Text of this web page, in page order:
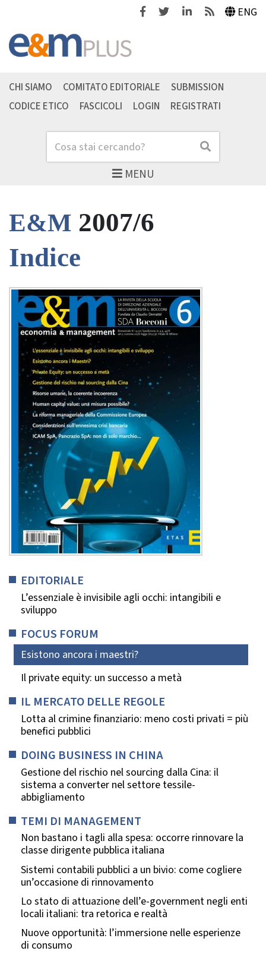
FacebookTwitterLinkedinFeeds ENG
MENU
Cerca Cerca
CHI SIAMO COMITATO EDITORIALE
SUBMISSION
CODICE ETICO
FASCICOLI LOGIN REGISTRATI
E&M 2007/6
Indice
EDITORIALE
L’essenziale è invisibile agli occhi: intangibili e
sviluppo
FOCUS FORUM
Esistono ancora i maestri?
Il private equity: un successo a metà
IL MERCATO DELLE REGOLE
Lotta al crimine finanziario: meno costi privati = più
benefici pubblici
DOING BUSINESS IN CHINA
Gestione del rischio nel sourcing dalla Cina: il
sistema a converter nel settore tessile-
abbigliamento
TEMI DI MANAGEMENT
Non bastano i tagli alla spesa: occorre rinnovare la
classe dirigente pubblica italiana
Sistemi contabili pubblici a un bivio: come cogliere
un’occasione di rinnovamento
Lo stato di attuazione dell’e-government negli enti
locali italiani: tra retorica e realtà
Nuove opportunità: l’immersione nelle esperienze
di consumo